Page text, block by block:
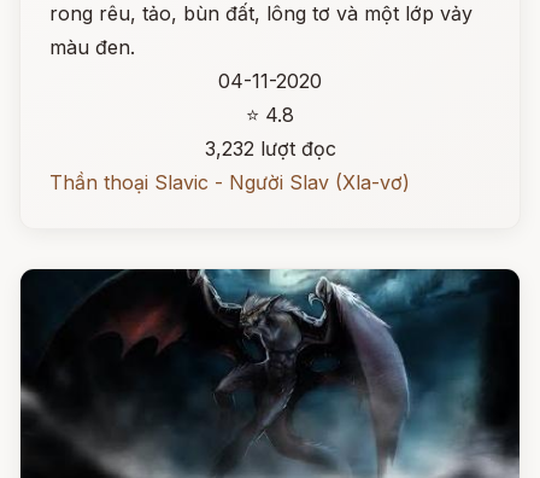
rong rêu, tảo, bùn đất, lông tơ và một lớp vảy
màu đen.
04-11-2020
⭐ 4.8
3,232 lượt đọc
Thần thoại Slavic - Người Slav (Xla-vơ)